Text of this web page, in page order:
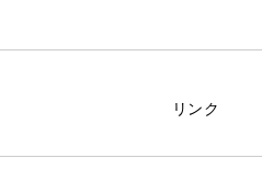
リンク